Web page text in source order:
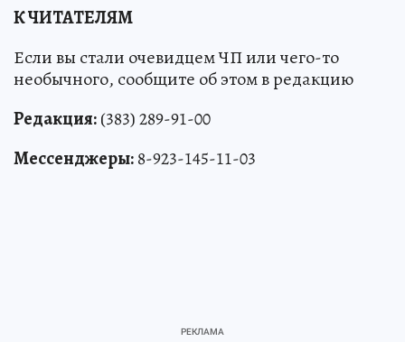
К ЧИТАТЕЛЯМ
Если вы стали очевидцем ЧП или чего-то
необычного, сообщите об этом в редакцию
Редакция:(383) 289-91-00
Мессенджеры:8-923-145-11-03